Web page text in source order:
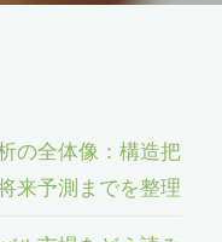
の全体像：構造把
来予測までを整理